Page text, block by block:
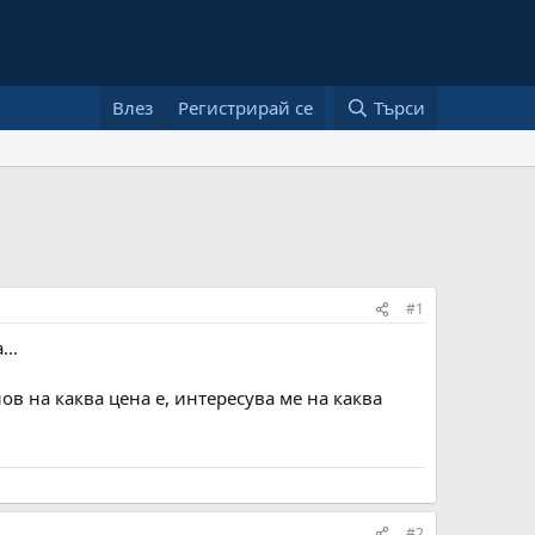
Влез Регистрирай се Търси
#1
на каква цена е, интересува ме на каква